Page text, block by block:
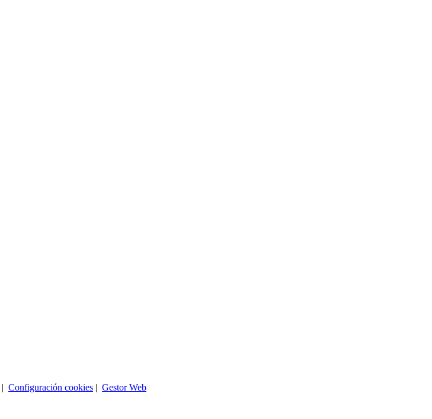
| Configuración cookies | Gestor Web